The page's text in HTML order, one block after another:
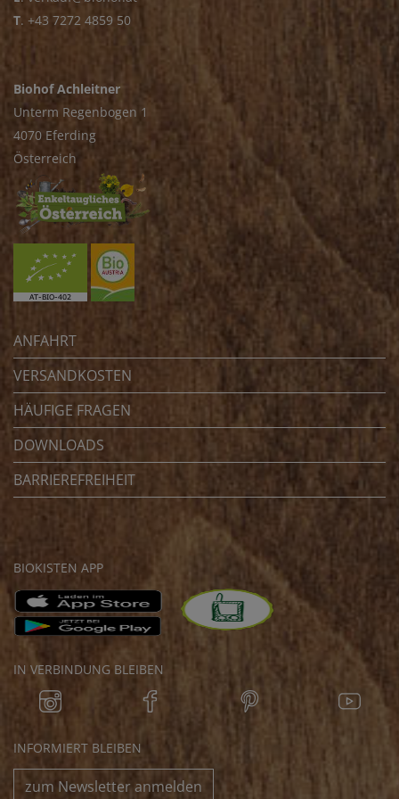
T. +43 7272 4859 50
Biohof Achleitner
Unterm Regenbogen 1
4070 Eferding
Österreich
ANFAHRT
VERSANDKOSTEN
HÄUFIGE FRAGEN
DOWNLOADS
BARRIEREFREIHEIT
BIOKISTEN APP
IN VERBINDUNG BLEIBEN
INFORMIERT BLEIBEN
zum Newsletter anmelden